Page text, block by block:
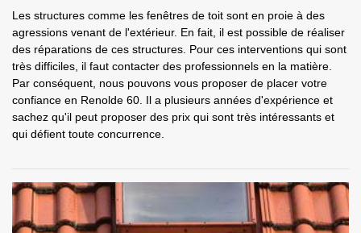
Les structures comme les fenêtres de toit sont en proie à des
agressions venant de l'extérieur. En fait, il est possible de réaliser
des réparations de ces structures. Pour ces interventions qui sont
très difficiles, il faut contacter des professionnels en la matière.
Par conséquent, nous pouvons vous proposer de placer votre
confiance en Renolde 60. Il a plusieurs années d'expérience et
sachez qu'il peut proposer des prix qui sont très intéressants et
qui défient toute concurrence.